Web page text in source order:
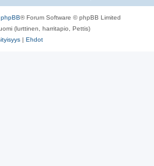
phpBB® Forum Software © phpBB Limited
(lurttinen, harritapio, Pettis)
| Ehdot